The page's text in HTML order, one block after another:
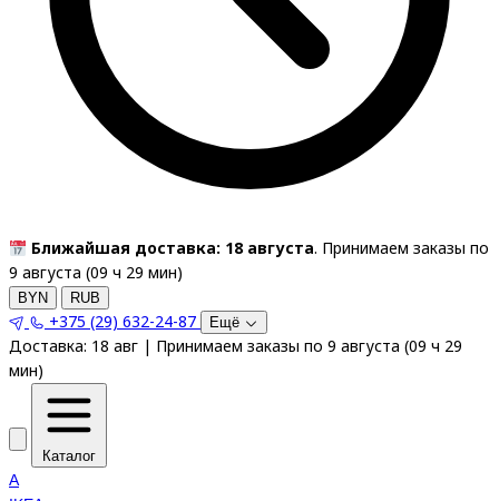
Ближайшая доставка: 18 августа. Принимаем заказы по
9 августа (09 ч 29 мин)
BYN RUB
+375 (29) 632-24-87 Ещё
Доставка: 18 авг | Принимаем заказы по 9 августа (09 ч 29
мин)
Каталог
A